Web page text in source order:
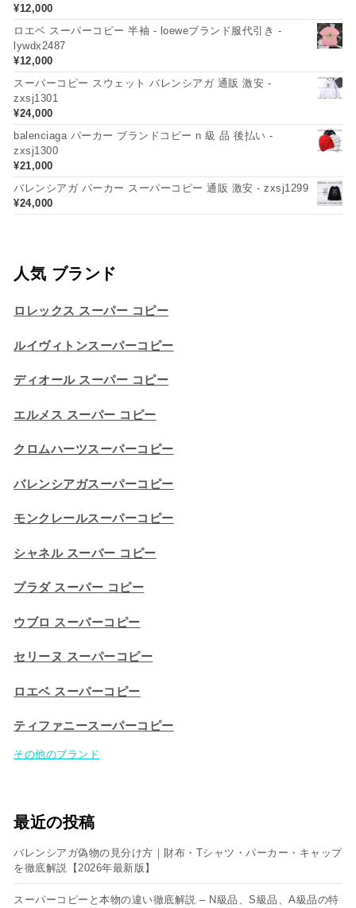
¥12,000
ロエベ スーパーコピー 半袖 - loeweブランド服代引き -
lywdx2487
¥12,000
スーパーコピー スウェット バレンシアガ 通販 激安 -
zxsj1301
¥24,000
balenciaga パーカー ブランドコピー n 級 品 後払い -
zxsj1300
¥21,000
バレンシアガ パーカー スーパーコピー 通販 激安 - zxsj1299
¥24,000
人気 ブランド
ロレックス スーパー コピー
ルイヴィトンスーパーコピー
ディオール スーパー コピー
エルメス スーパー コピー
クロムハーツスーパーコピー
バレンシアガスーパーコピー
モンクレールスーパーコピー
シャネル スーパー コピー
プラダ スーパー コピー
ウブロ スーパーコピー
セリーヌ スーパーコピー​
ロエベ スーパーコピー
ティファニースーパーコピー
その他のブランド
最近の投稿
バレンシアガ偽物の見分け方｜財布・Tシャツ・パーカー・キャップ
を徹底解説【2026年最新版】
スーパーコピーと本物の違い徹底解説 – N級品、S級品、A級品の特